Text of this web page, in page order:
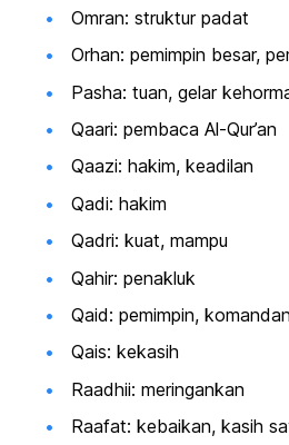
Omran: struktur padat
Orhan: pemimpin besar,
Pasha: tuan, gelar
Qaari: pembaca Al-Qur’an
Qaazi: hakim, keadilan
Qadi: hakim
Qadri: kuat, mampu
Qahir: penakluk
Qaid: pemimpin, komandan
Qais: kekasih
Raadhii: meringankan
Raafat: kebaikan, kasih